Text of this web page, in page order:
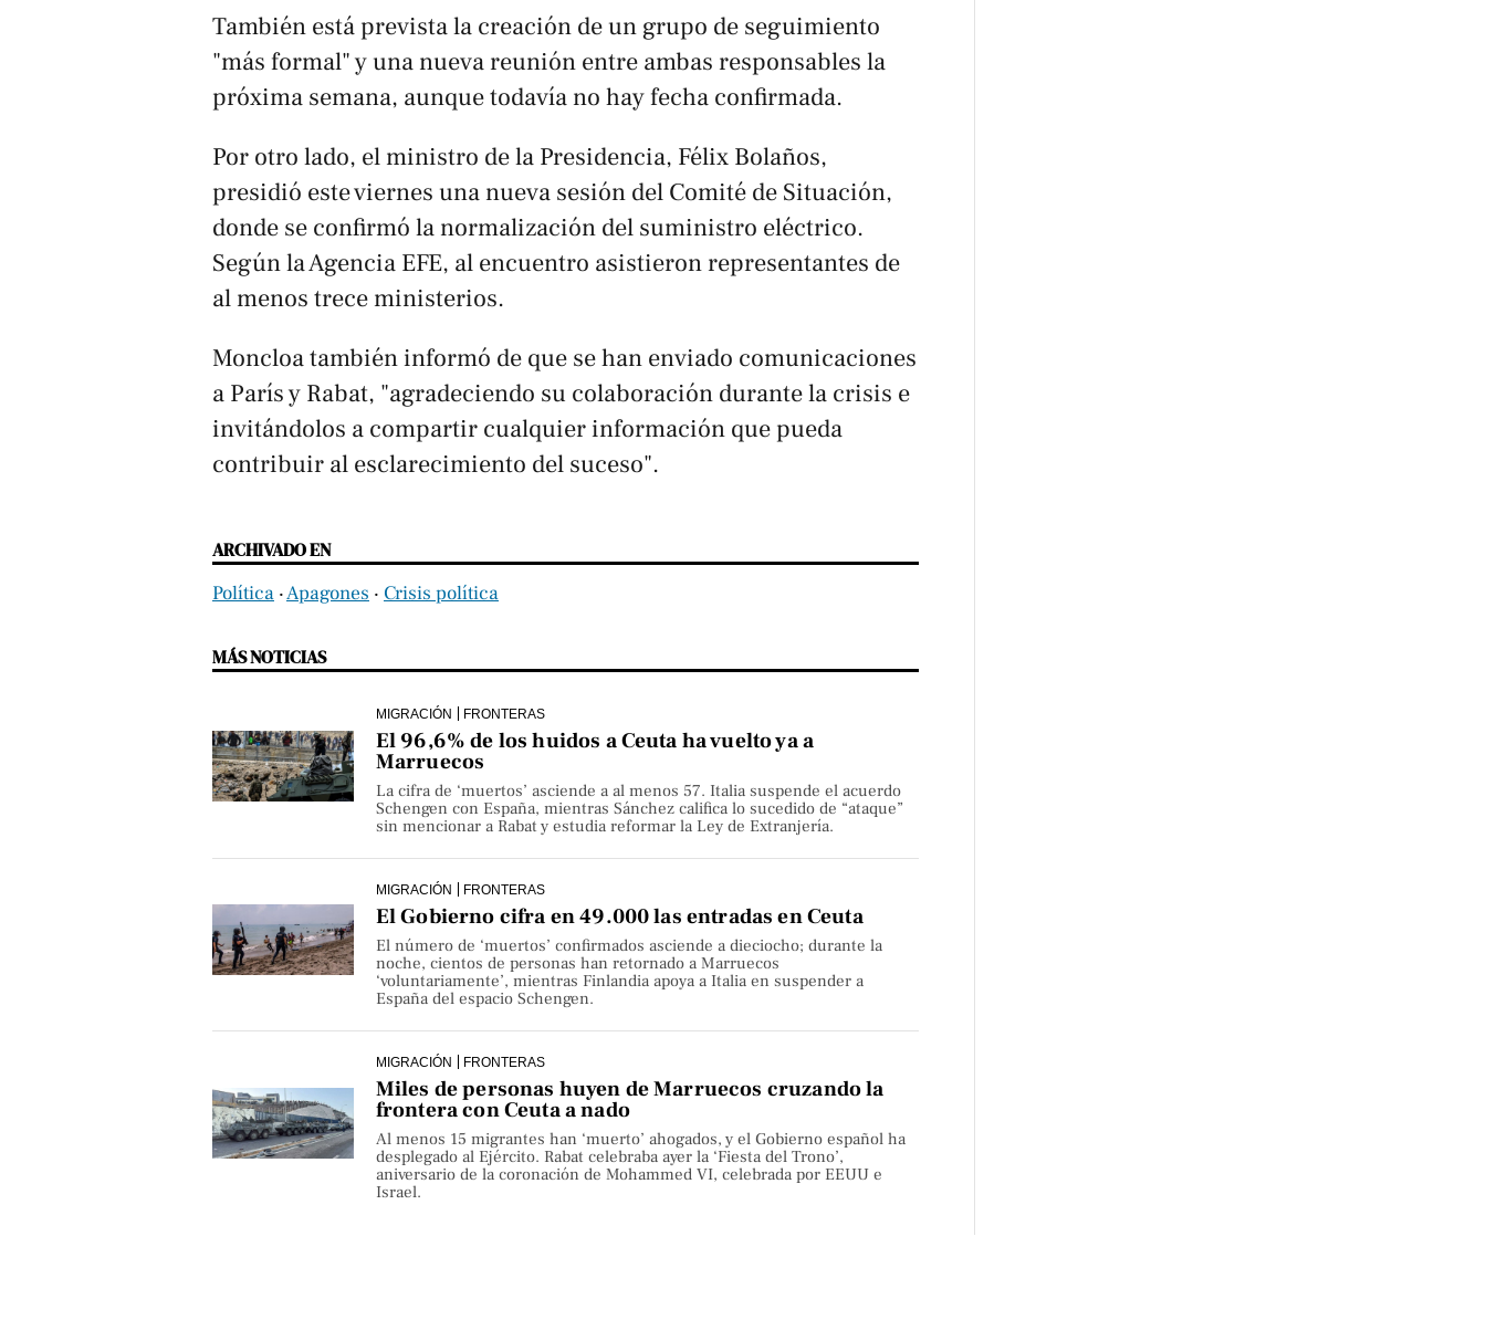
También está prevista la creación de un grupo de seguimiento
"más formal" y una nueva reunión entre ambas responsables la
próxima semana, aunque todavía no hay fecha confirmada.
Por otro lado, el ministro de la Presidencia, Félix Bolaños,
presidió este viernes una nueva sesión del Comité de Situación,
donde se confirmó la normalización del suministro eléctrico.
Según la Agencia EFE, al encuentro asistieron representantes de
al menos trece ministerios.
Moncloa también informó de que se han enviado comunicaciones
a París y Rabat, "agradeciendo su colaboración durante la crisis e
invitándolos a compartir cualquier información que pueda
contribuir al esclarecimiento del suceso".
ARCHIVADO EN
Política ‧Apagones ‧ Crisis política
MÁS NOTICIAS
MIGRACIÓN FRONTERAS
El 96,6% de los huidos a Ceuta ha vuelto ya a
Marruecos
La cifra de ‘muertos’ asciende a al menos 57. Italia suspende el acuerdo
Schengen con España, mientras Sánchez califica lo sucedido de “ataque”
sin mencionar a Rabat y estudia reformar la Ley de Extranjería.
MIGRACIÓN FRONTERAS
El Gobierno cifra en 49.000 las entradas en Ceuta
El número de ‘muertos’ confirmados asciende a dieciocho; durante la
noche, cientos de personas han retornado a Marruecos
‘voluntariamente’, mientras Finlandia apoya a Italia en suspender a
España del espacio Schengen.
MIGRACIÓN FRONTERAS
Miles de personas huyen de Marruecos cruzando la
frontera con Ceuta a nado
Al menos 15 migrantes han ‘muerto’ ahogados, y el Gobierno español ha
desplegado al Ejército. Rabat celebraba ayer la ‘Fiesta del Trono’,
aniversario de la coronación de Mohammed VI, celebrada por EEUU e
Israel.